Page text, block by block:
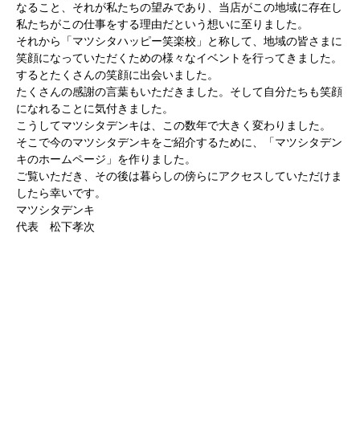
なること、それが私たちの望みであり、当店がこの地域に存在し
私たちがこの仕事をする理由だという想いに至りました。
それから「マツシタハッピー笑楽校」と称して、地域の皆さまに
笑顔になっていただくための様々なイベントを行ってきました。
するとたくさんの笑顔に出会いました。
たくさんの感謝の言葉もいただきました。そして自分たちも笑顔
になれることに気付きました。
こうしてマツシタデンキは、この数年で大きく変わりました。
そこで今のマツシタデンキをご紹介するために、「マツシタデン
キのホームページ」を作りました。
ご覧いただき、その後は暮らしの傍らにアクセスしていただけま
したら幸いです。
マツシタデンキ
代表 松下孝次